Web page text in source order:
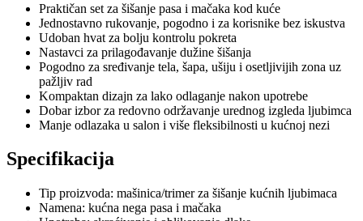
Praktičan set za šišanje pasa i mačaka kod kuće
Jednostavno rukovanje, pogodno i za korisnike bez iskustva
Udoban hvat za bolju kontrolu pokreta
Nastavci za prilagođavanje dužine šišanja
Pogodno za sređivanje tela, šapa, ušiju i osetljivijih zona uz
pažljiv rad
Kompaktan dizajn za lako odlaganje nakon upotrebe
Dobar izbor za redovno održavanje urednog izgleda ljubimca
Manje odlazaka u salon i više fleksibilnosti u kućnoj nezi
Specifikacija
Tip proizvoda: mašinica/trimer za šišanje kućnih ljubimaca
Namena: kućna nega pasa i mačaka